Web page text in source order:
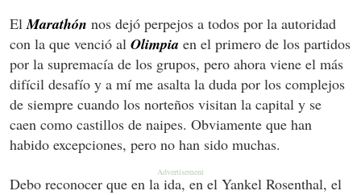
ElMarathón nos dejó perpejos a todos por la autoridad
con la que venció al Olimpia en el primero de los partidos
por la supremacía de los grupos, pero ahora viene el más
difícil desafío y a mí me asalta la duda por los complejos
de siempre cuando los norteños visitan la capital y se
caen como castillos de naipes. Obviamente que han
habido excepciones, pero no han sido muchas.
Debo reconocer que en la ida, en el Yankel Rosenthal, el